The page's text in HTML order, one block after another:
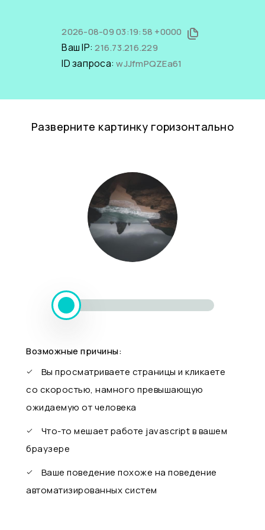
2026-08-09 03:19:58 +0000
Ваш IP:216.73.216.229
ID запроса:wJJfmPQZEa61
Разверните картинку горизонтально
Возможные причины:
Вы просматриваете страницы и кликаете
со скоростью, намного превышающую
ожидаемую от человека
Что-то мешает работе javascript в вашем
браузере
Ваше поведение похоже на поведение
автоматизированных систем